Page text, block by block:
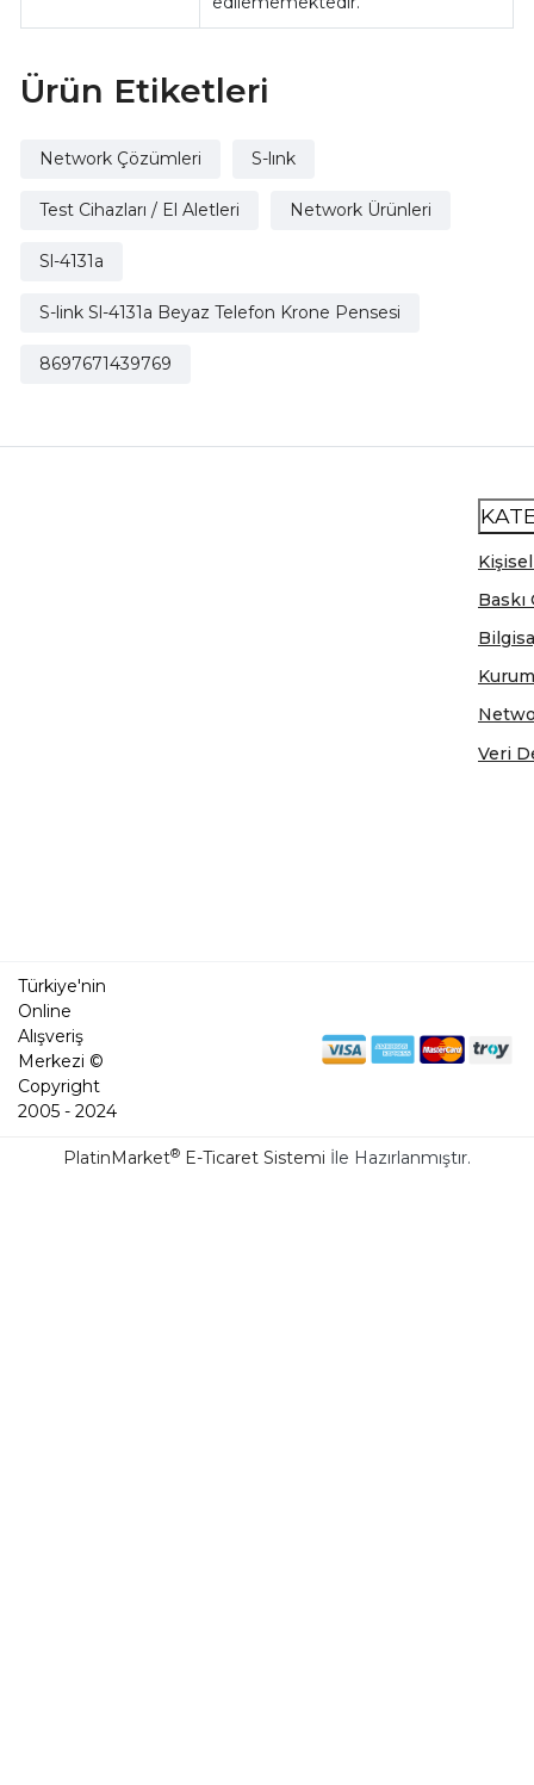
Ürün Etiketleri
Network Çözümleri S-lınk
Test Cihazları / El Aletleri Network Ürünleri
Sl-4131a
S-link Sl-4131a Beyaz Telefon Krone Pensesi
8697671439769
Veri
Türkiye'nin
Online
Alışveriş
Merkezi ©
Copyright
2005 - 2024
PlatinMarket® E-Ticaret Sistemi İle Hazırlanmıştır.